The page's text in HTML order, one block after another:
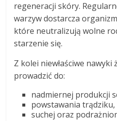
regeneracji skóry.
warzyw dostarcza
które neutralizują wolne
starzenie się.
Z kolei niewłaściwe nawyki
prowadzić do:
nadmiernej produkcji
powstawania trądziku,
suchej oraz